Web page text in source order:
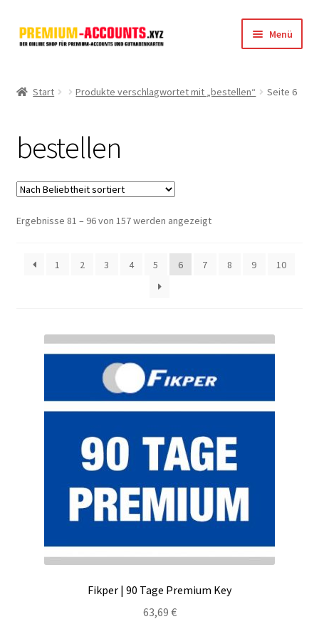
Zur
Navigation
Zum
Inhalt
Menü
FileJoker
Depositfiles
TakeFile
FileFox.cc
Filesmonster
Filespace
FAQ – Häufige Fragen
Start Produkte verschlagwortet mit „bestellen“ Seite 6
bestellen
Ergebnisse 81 – 96 von 157 werden angezeigtNach
1
2 3 4 5 6 7 8 9 10
Fikper | 90 Tage Premium Key
63,69 €